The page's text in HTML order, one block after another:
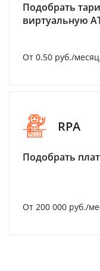
Подобрать
виртуальную
От 0.50 руб./месяц
RPA
Подобрать
От 200 000 руб./